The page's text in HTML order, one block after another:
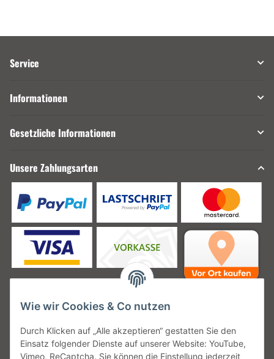
Service
Informationen
Gesetzliche Informationen
Unsere Zahlungsarten
Unsere Versanddienstleister
Wie wir Cookies & Co nutzen
Durch Klicken auf „Alle akzeptieren“ gestatten Sie den
Einsatz folgender Dienste auf unserer Website: YouTube,
Vimeo, ReCaptcha. Sie können die Einstellung jederzeit